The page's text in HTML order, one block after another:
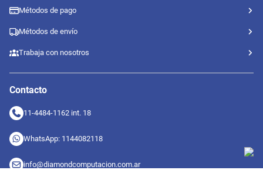
Métodos de pago
Métodos de envío
Trabaja con nosotros
Contacto
11-4484-1162 int. 18
WhatsApp: 1144082118
info@diamondcomputacion.com.ar